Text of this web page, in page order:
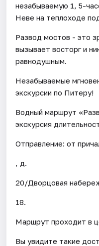
незабываемую 1, 5-
Неве на теплоходе
Развод мостов - это
вызывает восторг и
равнодушным.
Незабываемые
экскурсии по Питеру!
Водный маршрут
экскурсия
Отправление: от
, д.
20/Дворцовая
18.
Маршрут проходит в
Вы увидите такие